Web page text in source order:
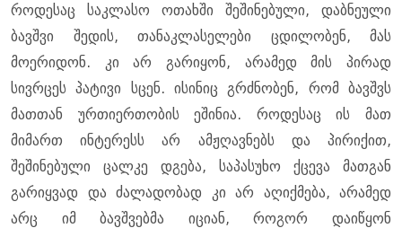
როდესაც საკლასო ოთახში შეშინებული, დაბნეული
ბავშვი შედის, თანაკლასელები ცდილობენ, მას
მოერიდონ. კი არ გარიყონ, არამედ მის პირად
სივრცეს პატივი სცენ. ისინიც გრძნობენ, რომ ბავშვს
მათთან ურთიერთობის ეშინია. როდესაც ის მათ
მიმართ ინტერესს არ ამჟღავნებს და პირიქით,
შეშინებული ცალკე დგება, საპასუხო ქცევა მათგან
გარიყვად და ძალადობად კი არ აღიქმება, არამედ
არც იმ ბავშვებმა იციან, როგორ დაიწყონ